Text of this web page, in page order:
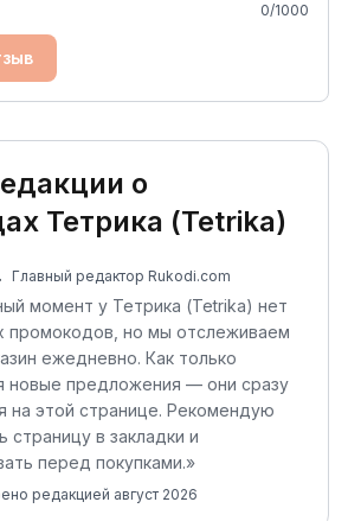
0/1000
о
Тетрика (Tetrika)
Главный редактор Rukodi.com
момент у Тетрика (Tetrika) нет
промокодов, но мы отслеживаем
ежедневно. Как только
новые предложения — они сразу
на этой странице. Рекомендую
страницу в закладки и
перед покупками.»
редакцией август 2026